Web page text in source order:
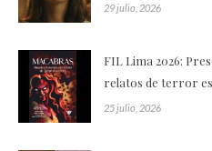
29 julio, 2026
FIL Lima 2026:
relatos de terror
25 julio, 2026